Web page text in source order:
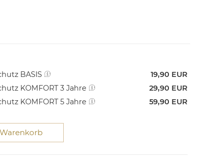
BASIS
19,90 EUR
KOMFORT 3 Jahre
29,90 EUR
KOMFORT 5 Jahre
59,90 EUR